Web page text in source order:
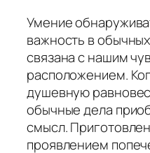
Умение
важность в
связана с нашим
расположением.
душевную
обычные дела
смысл.
проявлением